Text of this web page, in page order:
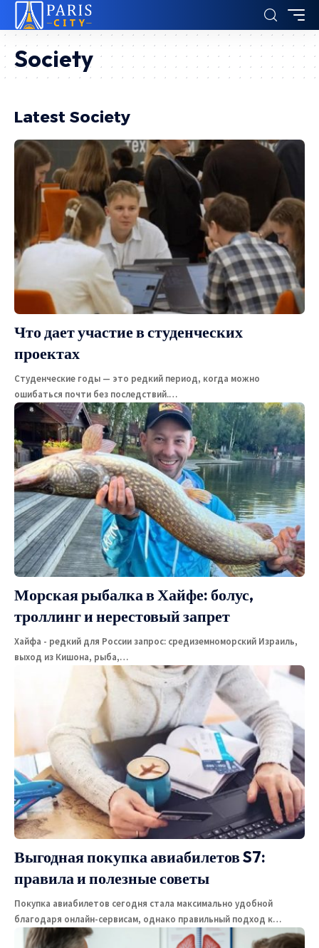
Society
Latest Society
Что дает участие в студенческих
проектах
Студенческие годы — это редкий период, когда можно
ошибаться почти без последствий.…
Морская рыбалка в Хайфе: болус,
троллинг и нерестовый запрет
Хайфа - редкий для России запрос: средиземноморский Израиль,
выход из Кишона, рыба,…
Выгодная покупка авиабилетов S7:
правила и полезные советы
Покупка авиабилетов сегодня стала максимально удобной
благодаря онлайн-сервисам, однако правильный подход к…